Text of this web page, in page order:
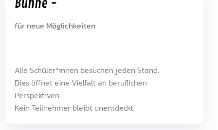
Bühne -
für neue Möglichkeiten
Alle Schüler*innen besuchen jeden Stand.
Dies öffnet eine Vielfalt an beruflichen
Perspektiven.
Kein Teilnehmer bleibt unentdeckt!